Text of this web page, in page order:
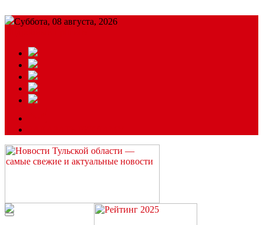
Суббота, 08 августа, 2026
Читайте последние новости дня в Тульской области на сайте
“ЗаНовомосковск”